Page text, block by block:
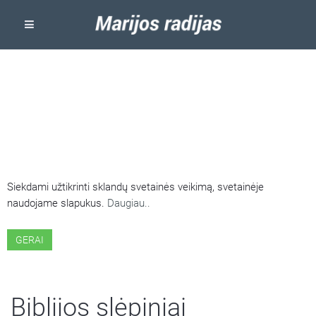
Siekdami užtikrinti sklandų svetainės veikimą, svetainėje
naudojame slapukus. Daugiau..
GERAI
Biblijos slėpiniai